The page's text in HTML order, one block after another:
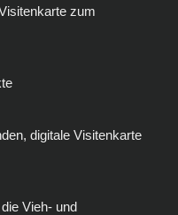
zum
digitale Visitenkarte
Vieh- und